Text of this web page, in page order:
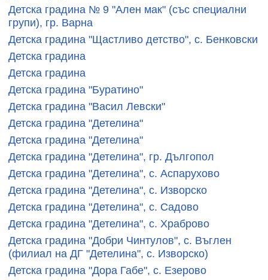
Детска градина № 9 "Ален мак" (със специални
групи), гр. Варна
Детска градина "Щастливо детство", с. Бенковски
Детска градина
Детска градина
Детска градина "Буратино"
Детска градина "Васил Левски"
Детска градина "Детелина"
Детска градина "Детелина"
Детска градина "Детелина", гр. Дългопол
Детска градина "Детелина", с. Аспарухово
Детска градина "Детелина", с. Изворско
Детска градина "Детелина", с. Садово
Детска градина "Детелина", с. Храброво
Детска градина "Добри Чинтулов", с. Въглен
(филиал на ДГ "Детелина", с. Изворско)
Детска градина "Дора Габе", с. Езерово